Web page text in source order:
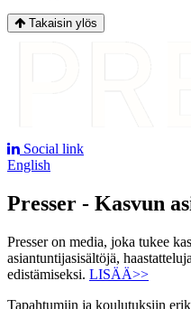
Takaisin ylös
Social link
English
Presser - Kasvun
Presser on media, joka tukee
asiantuntijasisältöjä,
edistämiseksi. LISÄÄ>>
Tapahtumiin ja koulutuksiin